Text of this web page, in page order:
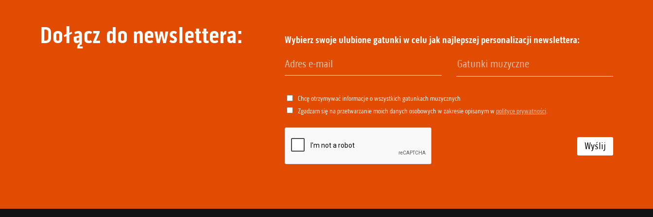
Dołącz do newslettera: Wybierz swoje ulubione gatunki w celu jak najlepszej personalizacji newslettera:
Chcę otrzymywać informacje o wszystkich gatunkach muzycznych
Zgadzam się na przetwarzanie moich danych osobowych w zakresie opisanym wpolityce prywatności
Wyślij